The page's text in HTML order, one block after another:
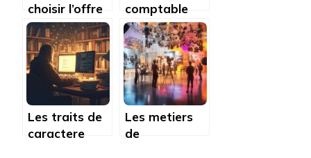
choisir l’offre
d’electricite
qui vous
convient
comptable
public : ce qu’il
faut savoir
Les traits de
caractere
Les metiers
de